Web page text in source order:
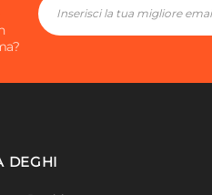
DEGHI